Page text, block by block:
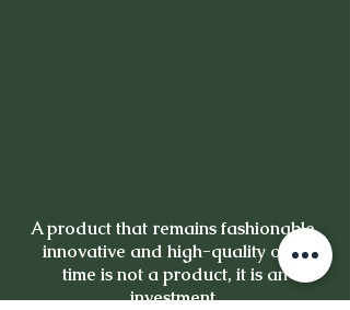
A product that remains fashionable,
innovative and high-quality over
time is not a product, it is an
investment.